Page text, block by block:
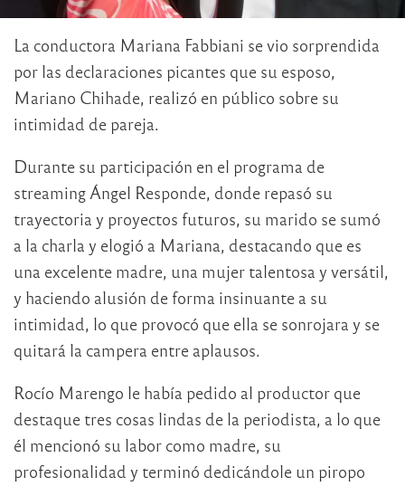
La conductora Mariana Fabbiani se vio sorprendida
por las declaraciones picantes que su esposo,
Mariano Chihade, realizó en público sobre su
intimidad de pareja.
Durante su participación en el programa de
streaming Ángel Responde, donde repasó su
trayectoria y proyectos futuros, su marido se sumó
a la charla y elogió a Mariana, destacando que es
una excelente madre, una mujer talentosa y versátil,
y haciendo alusión de forma insinuante a su
intimidad, lo que provocó que ella se sonrojara y se
quitará la campera entre aplausos.
Rocío Marengo le había pedido al productor que
destaque tres cosas lindas de la periodista, a lo que
él mencionó su labor como madre, su
profesionalidad y terminó dedicándole un piropo